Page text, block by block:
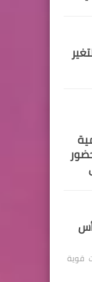
طاطا 2020 مواجهات قوية